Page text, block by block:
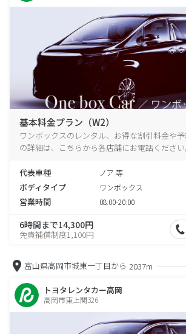
基本料金プラン（W2）
ワンボックスのレンタル、お得な割引料金や
の詳細は、こちらから各店舗にお電話ください
代表車種 ノア 等
ボディタイプ ワンボックス
営業時間 08:00-20:00
6時間まで14,300円
免責補償制度1,100円
富山県高岡市城東一丁目から 2037m
トヨタレンタカー高岡
高岡市東上関326